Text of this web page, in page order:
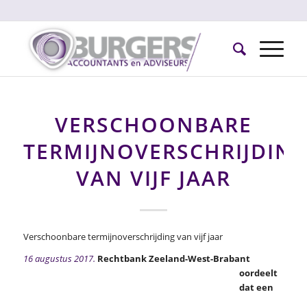
VERSCHOONBARE
VAN VIJF JAAR
Verschoonbare termijnoverschrijding van vijf jaar
16 augustus 2017. Rechtbank Zeeland-West-Brabant
oordeelt
dat een